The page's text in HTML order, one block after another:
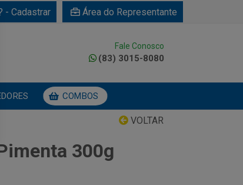
- Cadastrar Área do Representante
Fale Conosco
(83) 3015-8080
COMBOS
VOLTAR
300g